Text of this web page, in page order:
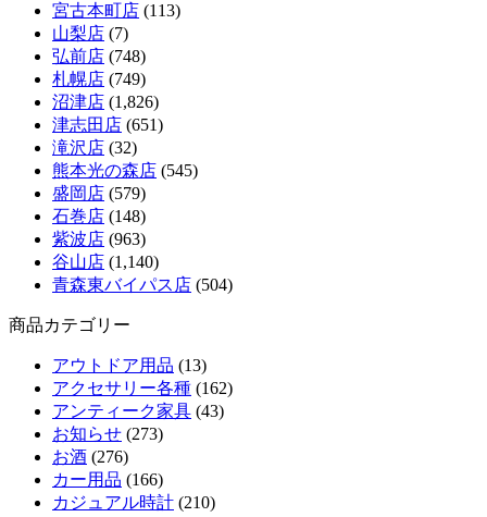
宮古本町店 (113)
山梨店 (7)
弘前店 (748)
札幌店 (749)
沼津店 (1,826)
津志田店 (651)
滝沢店 (32)
熊本光の森店 (545)
盛岡店 (579)
石巻店 (148)
紫波店 (963)
谷山店 (1,140)
青森東バイパス店 (504)
商品カテゴリー
アウトドア用品 (13)
アクセサリー各種 (162)
アンティーク家具 (43)
お知らせ (273)
お酒 (276)
カー用品 (166)
カジュアル時計 (210)